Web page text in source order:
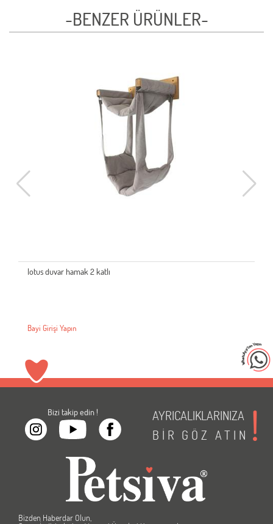
-BENZER ÜRÜNLER-
lotus duvar hamak 2 katlı
Bayi Girişi Yapın
Bizi takip edin !
AYRICALIKLARINIZA
BİR GÖZ ATIN
Bizden Haberdar Olun,